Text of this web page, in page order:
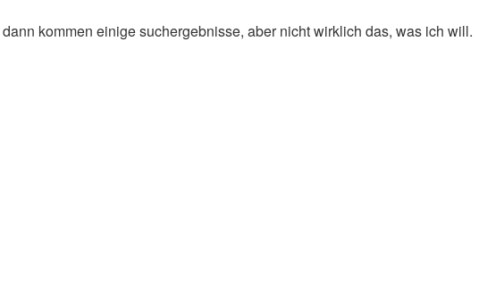
kommen einige suchergebnisse, aber nicht wirklich das, was ich will.